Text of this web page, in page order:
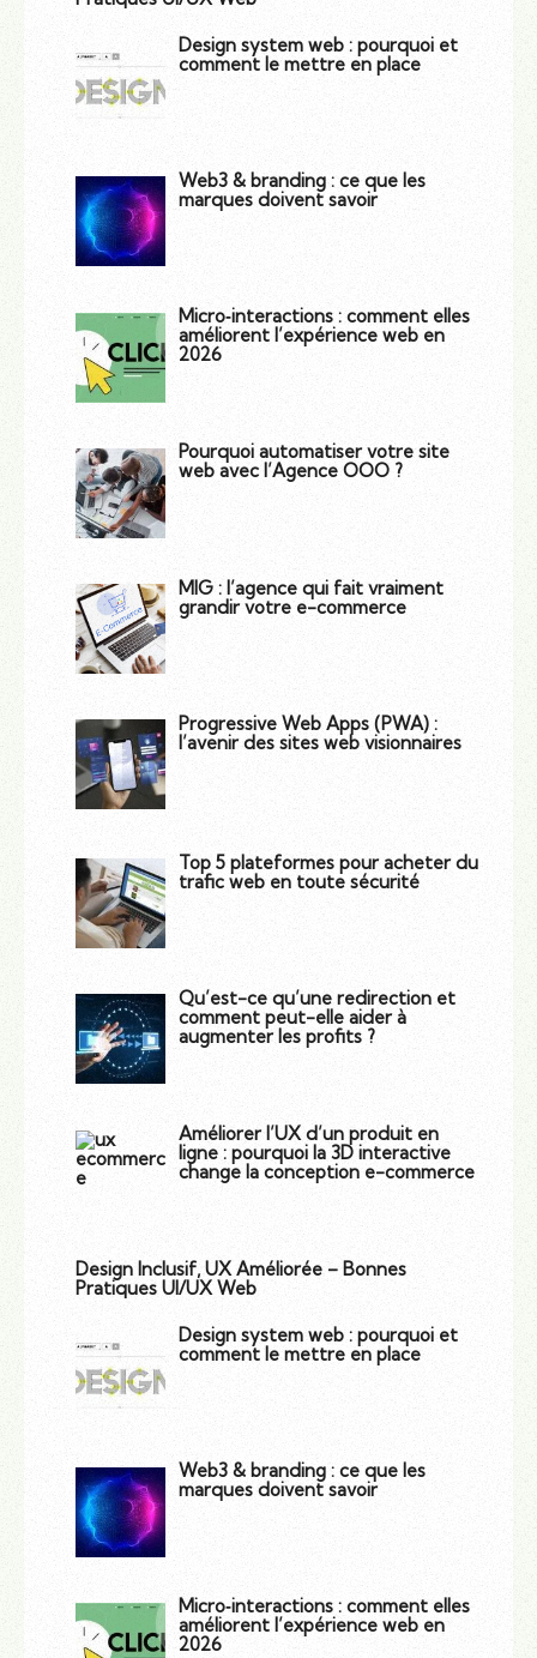
Design system web : pourquoi et
comment le mettre en place
Web3 & branding : ce que les
marques doivent savoir
Micro‑interactions : comment elles
améliorent l’expérience web en
2026
Pourquoi automatiser votre site
web avec l’Agence OOO ?
MIG : l’agence qui fait vraiment
grandir votre e-commerce
Progressive Web Apps (PWA) :
l’avenir des sites web visionnaires
Top 5 plateformes pour acheter du
trafic web en toute sécurité
Qu’est-ce qu’une redirection et
comment peut-elle aider à
augmenter les profits ?
Améliorer l’UX d’un produit en
ligne : pourquoi la 3D interactive
change la conception e-commerce
Design Inclusif, UX Améliorée – Bonnes
Pratiques UI/UX Web
Design system web : pourquoi et
comment le mettre en place
Web3 & branding : ce que les
marques doivent savoir
Micro‑interactions : comment elles
améliorent l’expérience web en
2026